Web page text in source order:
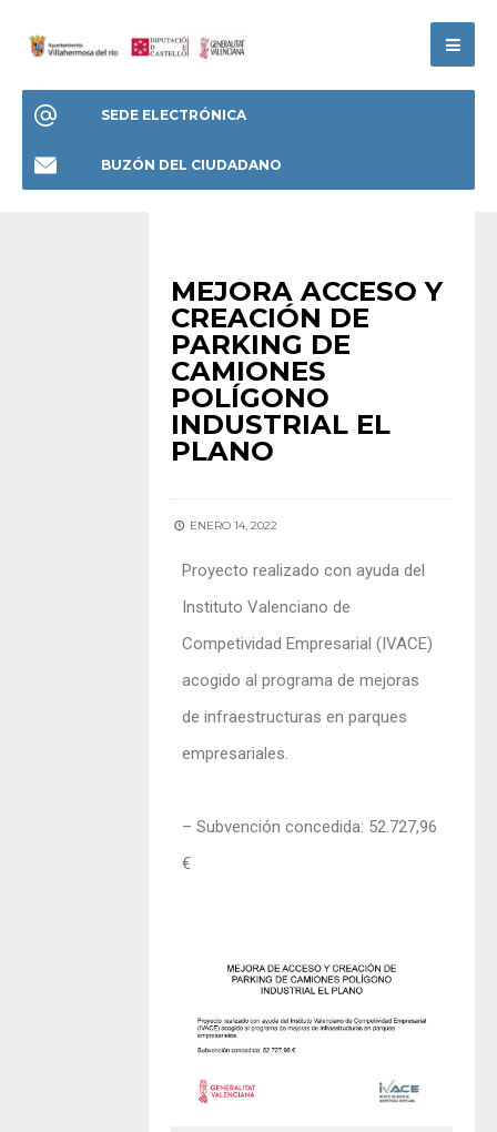
SEDE ELECTRÓNICA
BUZÓN DEL CIUDADANO
MEJORA ACCESO Y
CREACIÓN DE
PARKING DE
CAMIONES
POLÍGONO
INDUSTRIAL EL
PLANO
ENERO 14, 2022
Proyecto realizado con ayuda del
Instituto Valenciano de
Competividad Empresarial (IVACE)
acogido al programa de mejoras
de infraestructuras en parques
empresariales.
– Subvención concedida: 52.727,96
€